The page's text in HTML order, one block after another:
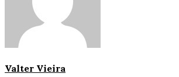
Valter Vieira